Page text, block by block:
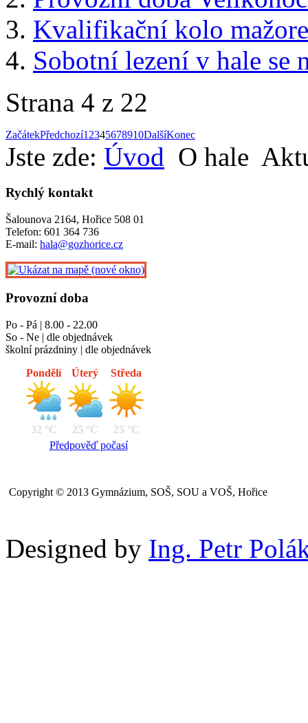
Kvalifikační kolo
Sobotní lezení v hale se
Strana 4 z 22
ZačátekPředchozí1 2345678910DalšíKonec
Jste zde: Úvod O hale
Rychlý kontakt
Šalounova 2164, Hořice 508 01
Telefon: 601 364 736
E-mail: hala@gozhorice.cz
Provozní doba
Po - Pá | 8.00 - 22.00
So - Ne | dle objednávek
školní prázdniny | dle objednávek
Pondělí
32 °C
Úterý
25 °C
Středa
25 °C
Předpověď počasí
Copyright © 2013 Gymnázium, SOŠ, SOU a VOŠ, Hořice
Designed by Ing. Petr